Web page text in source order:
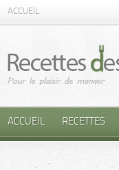
ACCUEIL
ACCUEIL RECETTES